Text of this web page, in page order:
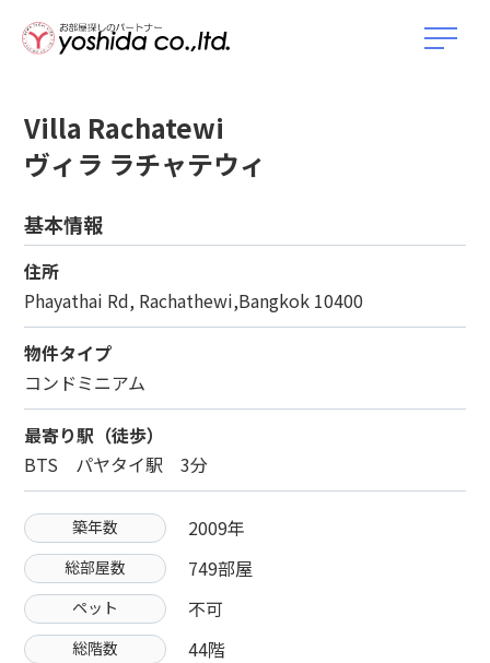
Villa Rachatewi
ヴィラ ラチャテウィ
基本情報
住所
Phayathai Rd, Rachathewi,Bangkok 10400
物件タイプ
コンドミニアム
最寄り駅（徒歩）
BTS パヤタイ駅 3分
築年数 2009年
総部屋数 749部屋
ペット 不可
総階数 44階